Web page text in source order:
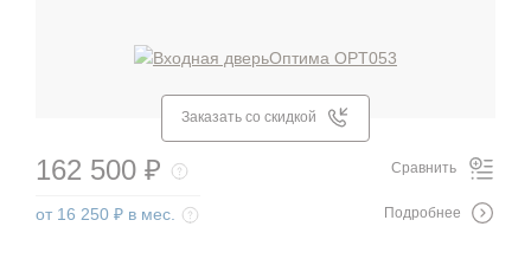
Заказать со скидкой
162 500 ₽
от 16 250 ₽ в мес.
Сравнить
Подробнее